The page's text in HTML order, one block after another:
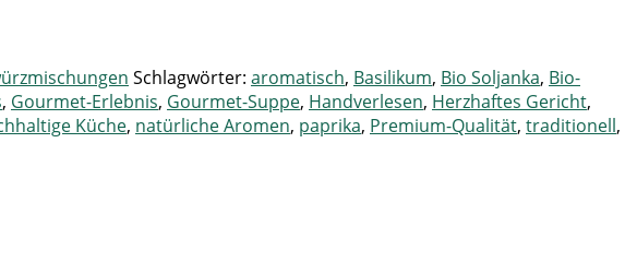
Schlagwörter: aromatisch, Basilikum, Bio Soljanka, Bio-
, Gourmet-Erlebnis, Gourmet-Suppe, Handverlesen, Herzhaftes Gericht,
Küche, natürliche Aromen, paprika, Premium-Qualität, traditionell,